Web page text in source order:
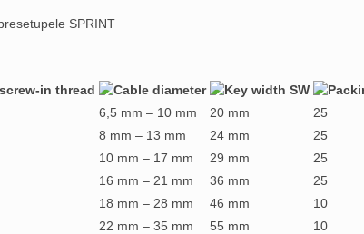
SPRINT
6,5 mm – 10 mm 20 mm
25
8 mm – 13 mm 24 mm
25
10 mm – 17 mm 29 mm
25
16 mm – 21 mm 36 mm
25
18 mm – 28 mm 46 mm
10
22 mm – 35 mm 55 mm
10